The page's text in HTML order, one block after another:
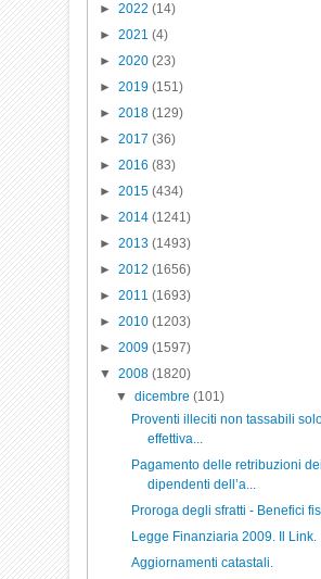
►2022(14)
►2021(4)
►2020(23)
►2019(151)
►2018(129)
►2017(36)
►2016(83)
►2015(434)
►2014(1241)
►2013(1493)
►2012(1656)
►2011(1693)
►2010(1203)
►2009(1597)
▼2008(1820)
▼ dicembre (101)
Proventi illeciti non tassabili
effettiva...
Pagamento delle retribuzioni dei
dipendenti dell’a...
Proroga degli sfratti - Benefici
Legge Finanziaria 2009. Il Link.
Aggiornamenti catastali.